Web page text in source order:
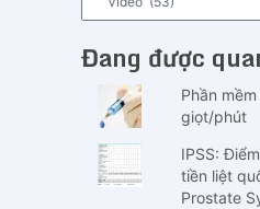
Đang được
Phần
giọt/phút
IPSS:
tiền liệt
Prostate